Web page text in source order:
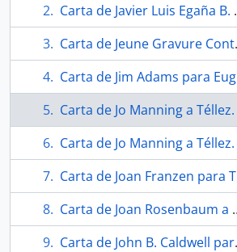
Carta de Javier Luis Egaña B. a Téllez.
Carta de Jeune Gravure Contemporaine.
Carta de Jim Adams para Eugenio Téllez.
Carta de Jo Manning a Téllez.
Carta de Jo Manning a Téllez.
Carta de Joan Franzen para Téllez.
Carta de Joan Rosenbaum a Téllez.
Carta de John B. Caldwell para Eugenio Téllez.